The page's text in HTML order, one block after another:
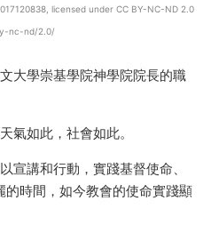
licensed under CC BY-NC-ND 2.0
nc-nd/2.0/
大學崇基學院神學院院長的職
氣如此，社會如此。
宣講和行動，實踐基督使命、
時間，如今教會的使命實踐顯